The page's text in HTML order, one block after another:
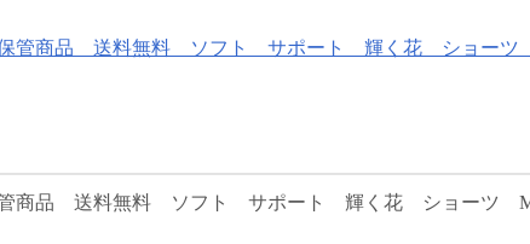
商品 送料無料 ソフト サポート 輝く花 ショーツ